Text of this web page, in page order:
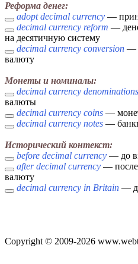
Реформа денег:
adopt decimal currency —
decimal currency reform —
на десятичную систему
decimal currency conversion —
валюту
Монеты и номиналы:
decimal currency denominations
валюты
decimal currency coins —
decimal currency notes —
Исторический контекст:
before decimal currency — до
after decimal currency — после
валюту
decimal currency in Britain —
Copyright © 2009-2026